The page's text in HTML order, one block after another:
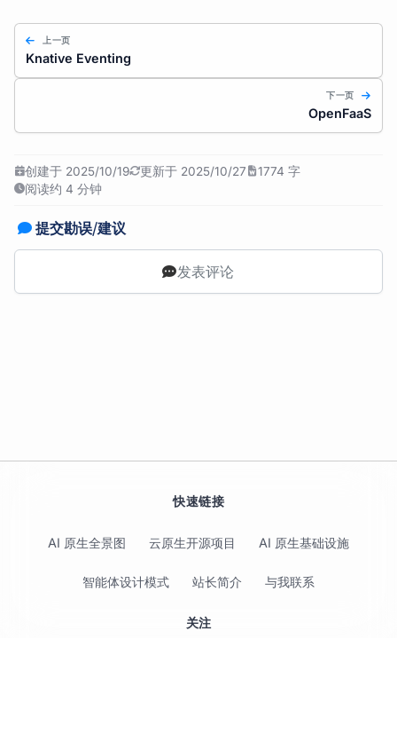
上一页
Knative Eventing
下一页
OpenFaaS
创建于 2025/10/19 更新于 2025/10/27
1774 字
阅读约 4 分钟
提交勘误/建议
发表评论
快速链接
AI 原生全景图 云原生开源项目 AI 原生基础设施
智能体设计模式 站长简介 与我联系
关注